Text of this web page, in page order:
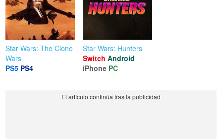
Star Wars: The Clone
Wars
PS5 PS4
Star Wars: Hunters
Switch Android
iPhone PC